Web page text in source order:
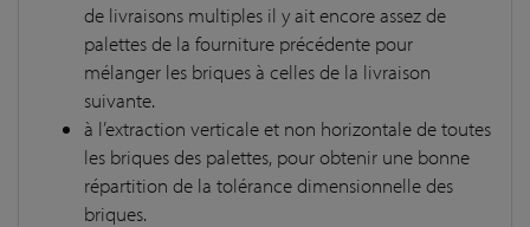
de livraisons multiples il y ait encore assez de
palettes de la fourniture précédente pour
mélanger les briques à celles de la livraison
suivante.
à l’extraction verticale et non horizontale de toutes
les briques des palettes, pour obtenir une bonne
répartition de la tolérance dimensionnelle des
briques.